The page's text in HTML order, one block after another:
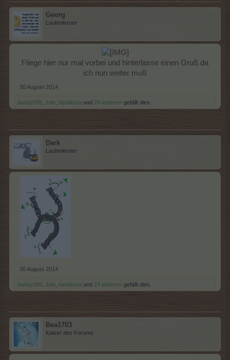
Georg
Laufenlerner
Fliege hier nur mal vorbei und hinterlasse einen Gruß da
ich nun weiter muß​
30 August 2014
darkly099 Jule fandarina und 24 anderen gefällt dies.
Dark
Laufenlerner
30 August 2014
darkly099 Jule fandarina und 24 anderen gefällt dies.
Bea1703
Kaiser des Forums